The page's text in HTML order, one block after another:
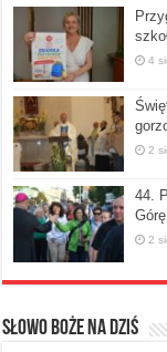
4
2
44.
Górę
2
Słowo Boże na dziś